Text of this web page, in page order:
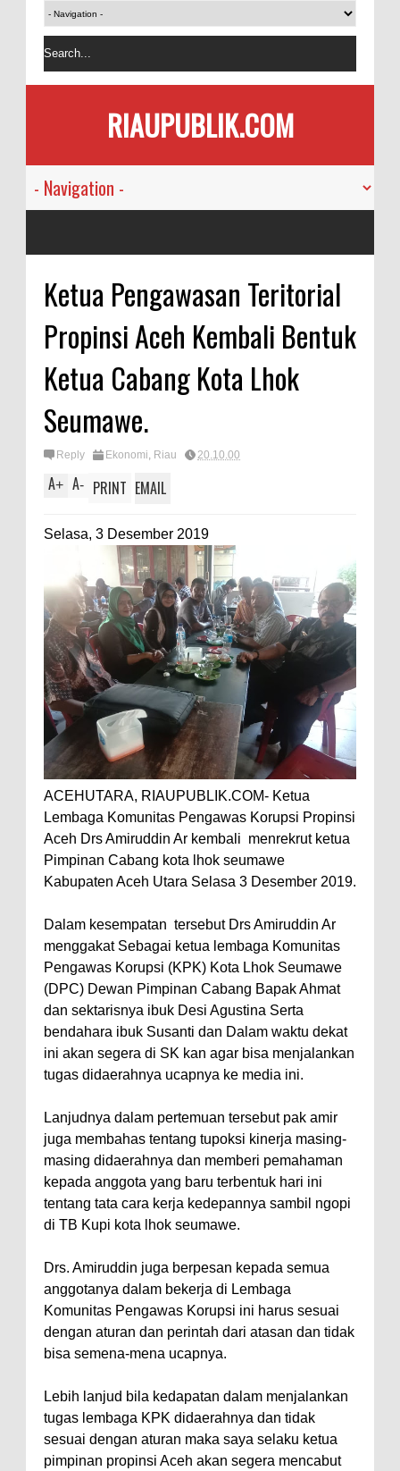
RIAUPUBLIK.COM
Ketua Pengawasan Teritorial
Propinsi Aceh Kembali Bentuk
Ketua Cabang Kota Lhok
Seumawe.
Reply Ekonomi, Riau 20.10.00
A+ A- PRINT EMAIL
Selasa, 3 Desember 2019
ACEHUTARA, RIAUPUBLIK.COM- Ketua
Lembaga Komunitas Pengawas Korupsi Propinsi
Aceh Drs Amiruddin Ar kembali menrekrut ketua
Pimpinan Cabang kota lhok seumawe
Kabupaten Aceh Utara Selasa 3 Desember 2019.
Dalam kesempatan tersebut Drs Amiruddin Ar
menggakat Sebagai ketua lembaga Komunitas
Pengawas Korupsi (KPK) Kota Lhok Seumawe
(DPC) Dewan Pimpinan Cabang Bapak Ahmat
dan sektarisnya ibuk Desi Agustina Serta
bendahara ibuk Susanti dan Dalam waktu dekat
ini akan segera di SK kan agar bisa menjalankan
tugas didaerahnya ucapnya ke media ini.
Lanjudnya dalam pertemuan tersebut pak amir
juga membahas tentang tupoksi kinerja masing-
masing didaerahnya dan memberi pemahaman
kepada anggota yang baru terbentuk hari ini
tentang tata cara kerja kedepannya sambil ngopi
di TB Kupi kota lhok seumawe.
Drs. Amiruddin juga berpesan kepada semua
anggotanya dalam bekerja di Lembaga
Komunitas Pengawas Korupsi ini harus sesuai
dengan aturan dan perintah dari atasan dan tidak
bisa semena-mena ucapnya.
Lebih lanjud bila kedapatan dalam menjalankan
tugas lembaga KPK didaerahnya dan tidak
sesuai dengan aturan maka saya selaku ketua
pimpinan propinsi Aceh akan segera mencabut